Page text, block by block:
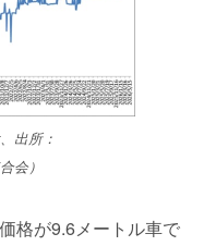
出所：
会）
格が9.6メートル車で